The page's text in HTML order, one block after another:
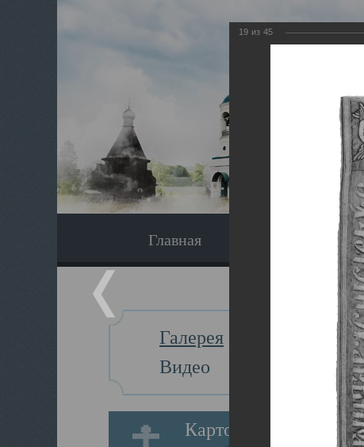
Главная Экскурсия
Галерея
Видео
Картотека
19 из 45